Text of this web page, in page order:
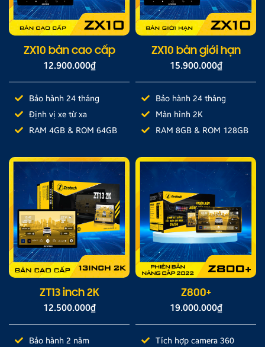
ZX10 bản cao cấp
12.900.000₫
Bảo hành 24 tháng
Định vị xe từ xa
RAM 4GB & ROM 64GB
ZX10 bản giới hạn
15.900.000₫
Bảo hành 24 tháng
Màn hình 2K
RAM 8GB & ROM 128GB
ZT13 inch 2K
12.500.000₫
Bảo hành 2 năm
Z800+
19.000.000₫
Tích hợp camera 360